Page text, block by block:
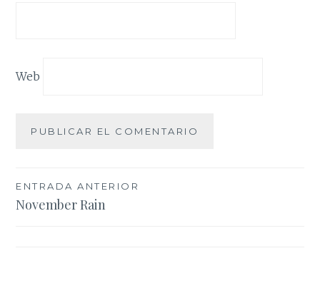
Web
Navegación
de
ENTRADA ANTERIOR
November Rain